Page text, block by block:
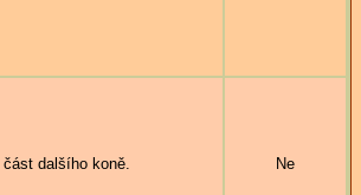
dalšího koně. Ne